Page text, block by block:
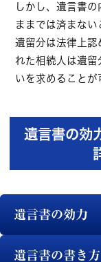
しかし、遺言書
ままでは済まない
遺留分は法律上認
れた相続人は遺
いを求めることが
遺言書の効
遺言書の効力
遺言書の書き方